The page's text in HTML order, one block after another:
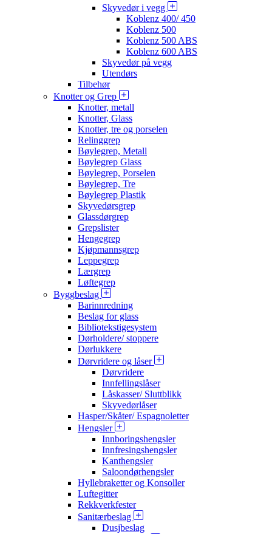
Skyvedør i vegg
Koblenz 400/ 450
Koblenz 500
Koblenz 500 ABS
Koblenz 600 ABS
Skyvedør på vegg
Utendørs
Tilbehør
Knotter og Grep
Knotter, metall
Knotter, Glass
Knotter, tre og porselen
Relinggrep
Bøylegrep, Metall
Bøylegrep Glass
Bøylegrep, Porselen
Bøylegrep, Tre
Bøylegrep Plastik
Skyvedørsgrep
Glassdørgrep
Grepslister
Hengegrep
Kjøpmannsgrep
Leppegrep
Lærgrep
Løftegrep
Byggbeslag
Barinnredning
Beslag for glass
Bibliotekstigesystem
Dørholdere/ stoppere
Dørlukkere
Dørvridere og låser
Dørvridere
Innfellingslåser
Låskasser/ Sluttblikk
Skyvedørlåser
Hasper/Skåter/ Espagnoletter
Hengsler
Innboringshengsler
Innfresingshengsler
Kanthengsler
Saloondørhengsler
Hyllebraketter og Konsoller
Luftegitter
Rekkverkfester
Sanitærbeslag
Dusjbeslag